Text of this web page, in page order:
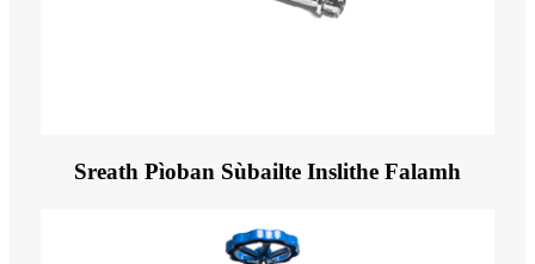
Sreath Pìoban Sùbailte Inslithe Falamh